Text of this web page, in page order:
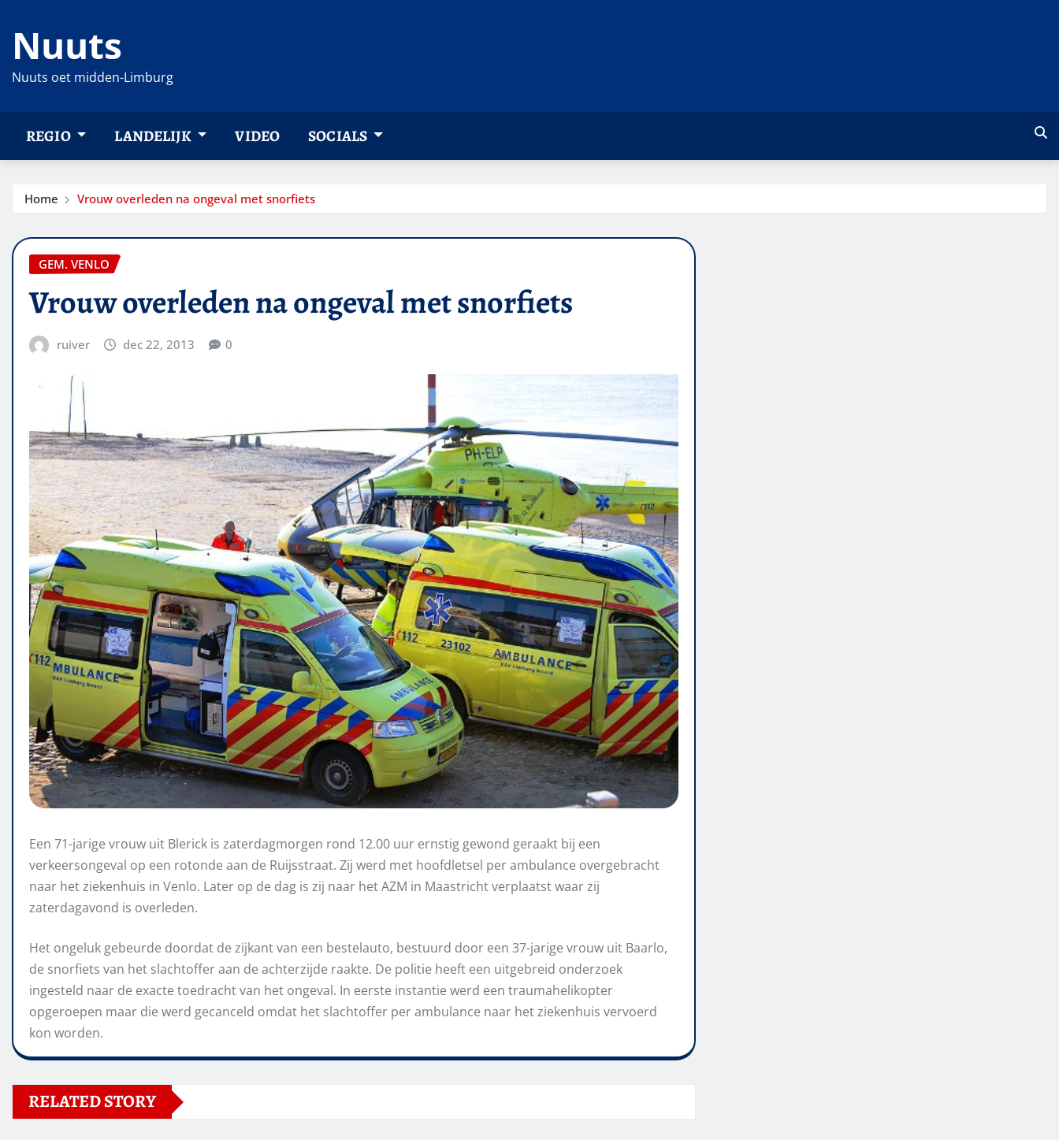
naar
inhoud
Nuuts
Nuuts oet midden-Limburg
REGIO LANDELIJK VIDEO SOCIALS
Home Vrouw overleden na ongeval met snorfiets
GEM. VENLO
Vrouw overleden na ongeval met snorfiets
ruiver dec 22, 2013 0
Een 71-jarige vrouw uit Blerick is zaterdagmorgen rond 12.00 uur ernstig gewond geraakt bij een
verkeersongeval op een rotonde aan de Ruijsstraat. Zij werd met hoofdletsel per ambulance overgebracht
naar het ziekenhuis in Venlo. Later op de dag is zij naar het AZM in Maastricht verplaatst waar zij
zaterdagavond is overleden.
Het ongeluk gebeurde doordat de zijkant van een bestelauto, bestuurd door een 37-jarige vrouw uit Baarlo,
de snorfiets van het slachtoffer aan de achterzijde raakte. De politie heeft een uitgebreid onderzoek
ingesteld naar de exacte toedracht van het ongeval. In eerste instantie werd een traumahelikopter
opgeroepen maar die werd gecanceld omdat het slachtoffer per ambulance naar het ziekenhuis vervoerd
kon worden.
RELATED STORY